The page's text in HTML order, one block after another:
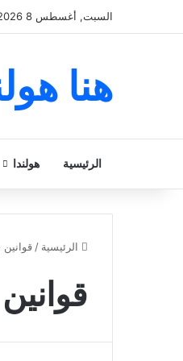
السبت, أغسطس 8 2026
هنا
الرئيسية هولندا
الرئيسية /